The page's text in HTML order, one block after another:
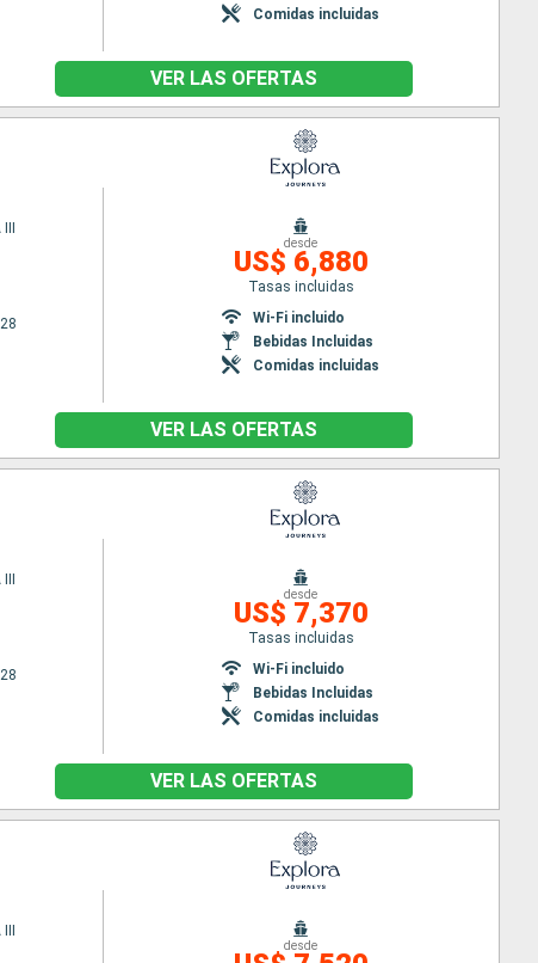
Comidas incluidas
VER LAS OFERTAS
desde
US$ 6,880
Tasas incluidas
Wi-Fi incluido
Bebidas Incluidas
Comidas incluidas
VER LAS OFERTAS
desde
US$ 7,370
Tasas incluidas
Wi-Fi incluido
Bebidas Incluidas
Comidas incluidas
VER LAS OFERTAS
desde